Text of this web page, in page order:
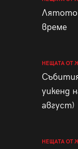
Лятото
време
НЕЩАТА ОТ
уикенд
август)
НЕЩАТА ОТ